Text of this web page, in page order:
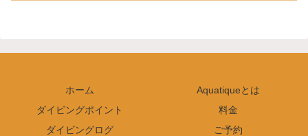
ホーム
Aquatiqueとは
ダイビングポイント
料金
ダイビングログ
ご予約